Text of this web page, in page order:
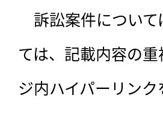
訴訟案件について
ては、記載内容の
ジ内ハイパーリン